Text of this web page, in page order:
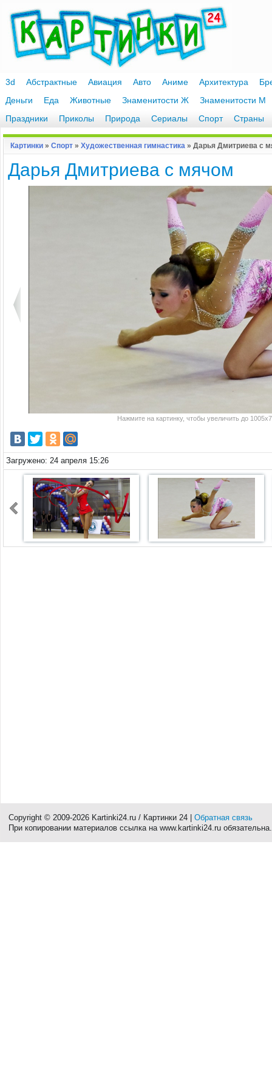
3d Абстрактные Авиация Авто Аниме Архитектура
Деньги
Еда Животные Знаменитости Ж
Знаменитости М
Праздники
Приколы Природа Сериалы Спорт Страны
Картинки » Спорт » Художественная гимнастика » Дарья Дмитриева с
Дарья Дмитриева с мячом
Нажмите на картинку, чтобы увеличить до
Загружено: 24 апреля 15:26
Copyright © 2009-2026 Kartinki24.ru / Картинки 24 | Обратная связь
При копировании материалов ссылка на www.kartinki24.ru обязательна.